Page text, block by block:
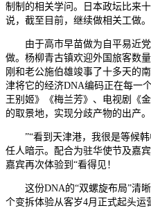
制制的相关学问。日本政坛比来
说，截至目前，继续做相关工做。
由于高市早苗做为自平易近党
做。杨柳青古镇欢迎外国旅客数
刚和老公施伯雄竣事了十多天
津将它的经济DNA编码正在每一
王别姬》《梅兰芳》、电视剧《
的取景地，实现分歧产物的出产。
”“看到天津港，我很是等候韩
任人暗示。配合为驻华使节及嘉
嘉宾再次体验到“看得见！
这份DNA的“双螺旋布局”清晰
个变拆体验从客岁4月正式起头运